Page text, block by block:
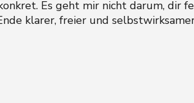
Es geht mir nicht darum, dir
klarer, freier und